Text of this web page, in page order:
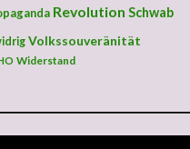
Revolution Schwab
Volkssouveränität
Widerstand